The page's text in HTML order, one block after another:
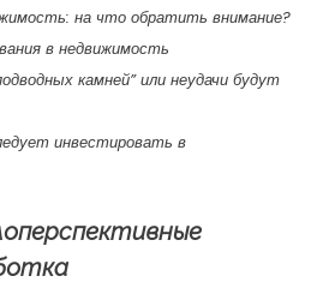
на что обратить внимание?
в недвижимость
камней” или неудачи будут
инвестировать в